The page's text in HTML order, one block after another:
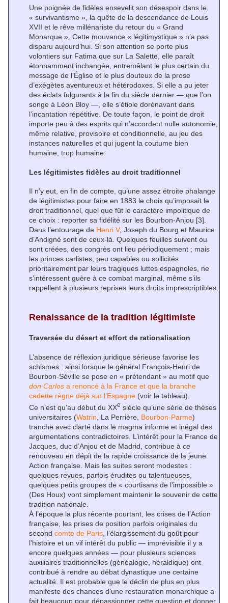
Une poignée de fidèles ensevelit son désespoir dans le
« survivantisme », la quête de la descendance de Louis
XVII et le rêve millénariste du retour du « Grand
Monarque ». Cette mouvance « légitimystique » n’a pas
disparu aujourd’hui. Si son attention se porte plus
volontiers sur Fatima que sur La Salette, elle paraît
étonnamment inchangée, entremêlant le plus certain du
message de l’Église et le plus douteux de la prose
d’exégètes aventureux et hétérodoxes. Si elle a pu jeter
des éclats fulgurants à la fin du siècle dernier — que l’on
songe à Léon Bloy —, elle s’étiole dorénavant dans
l’incantation répétitive. De toute façon, le point de droit
importe peu à des esprits qui n’accordent nulle autonomie,
même relative, provisoire et conditionnelle, au jeu des
instances naturelles et qui jugent la coutume bien
humaine, trop humaine.
Les légitimistes fidèles au droit traditionnel
Il n’y eut, en fin de compte, qu’une assez étroite phalange
de légitimistes pour faire en 1883 le choix qu’imposait le
droit traditionnel, quel que fût le caractère impolitique de
ce choix : reporter sa fidélité sur les Bourbon-Anjou [3].
Dans l’entourage de Henri V, Joseph du Bourg et Maurice
d’Andigné sont de ceux-là. Quelques feuilles suivent ou
sont créées, des congrès ont lieu périodiquement ; mais
les princes carlistes, peu capables ou sollicités
prioritairement par leurs tragiques luttes espagnoles, ne
s’intéressent guère à ce combat marginal, même s’ils
rappellent à plusieurs reprises leurs droits imprescriptibles.
Renaissance de la tradition légitimiste
Traversée du désert et effort de rationalisation
L’absence de réflexion juridique sérieuse favorise les
schismes : ainsi lorsque le général François-Henri de
Bourbon-Séville se pose en « prétendant » au motif que
don Carlos a renoncé à la France et que la branche
cadette règne déjà sur l’Espagne (voir le tableau).
Ce n’est qu’au début du XXe siècle qu’une série de thèses
universitaires (Watrin , La Perrière, Bourbon-Parme)
tranche avec clarté dans le magma informe et inégal des
argumentations contradictoires. L’intérêt pour la France de
Jacques, duc d’Anjou et de Madrid, contribue à ce
renouveau en dépit de la rapide croissance de la jeune
Action française. Mais les suites seront modestes :
quelques revues, parfois érudites ou talentueuses,
quelques petits groupes de « courtisans de l’impossible »
(Des Houx) vont simplement maintenir le souvenir de cette
tradition nationale.
À l’époque la plus récente pourtant, les crises de l’Action
française, les prises de position parfois originales du
second comte de Paris , l’élargissement du goût pour
l’histoire et un vif intérêt du public — imprévisible il y a
encore quelques années — pour plusieurs sciences
auxiliaires traditionnelles (généalogie, héraldique) ont
contribué à rendre au débat dynastique une certaine
actualité. Il est probable que le déclin de plus en plus
manifeste des chances d’une restauration monarchique a
fait beaucoup pour dépassionner cette question et donner